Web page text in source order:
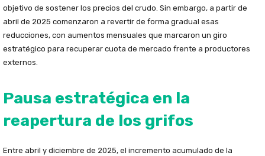
objetivo de sostener los precios del crudo. Sin embargo, a partir de
abril de 2025 comenzaron a revertir de forma gradual esas
reducciones, con aumentos mensuales que marcaron un giro
estratégico para recuperar cuota de mercado frente a productores
externos.
Pausa estratégica en la
reapertura de los grifos
Entre abril y diciembre de 2025, el incremento acumulado de la